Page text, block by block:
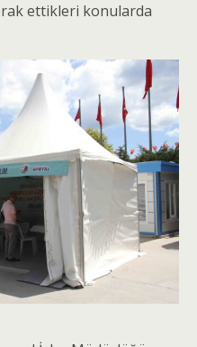
ettikleri konularda